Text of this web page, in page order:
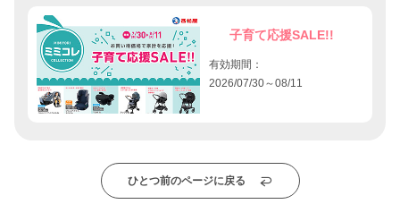
子育て応援SALE!!
有効期間：
2026/07/30～08/11
ひとつ前のページに戻る